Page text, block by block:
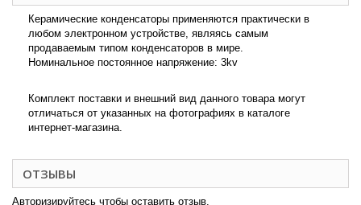
Керамические конденсаторы применяются практически в
любом электронном устройстве, являясь самым
продаваемым типом конденсаторов в мире.
Номинальное постоянное напряжение: 3kv
Комплект поставки и внешний вид данного товара могут
отличаться от указанных на фотографиях в каталоге
интернет-магазина.
ОТЗЫВЫ
Авторизируйтесь чтобы оставить отзыв.